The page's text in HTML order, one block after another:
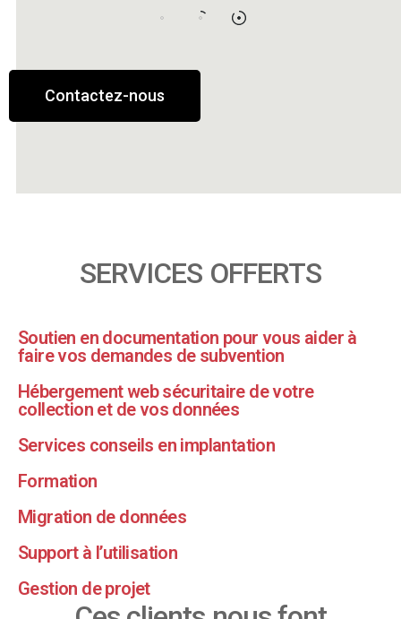
Contactez-nous
SERVICES OFFERTS
Soutien en documentation pour vous aider à
faire vos demandes de subvention
Hébergement web sécuritaire de votre
collection et de vos données
Services conseils en implantation
Formation
Migration de données
Support à l’utilisation
Gestion de projet